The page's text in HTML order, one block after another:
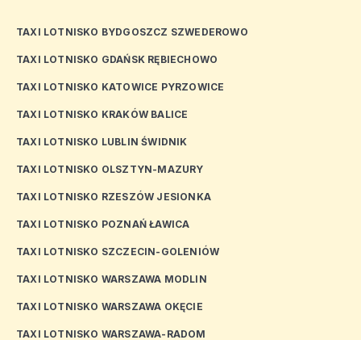
TAXI LOTNISKO BYDGOSZCZ SZWEDEROWO
TAXI LOTNISKO GDAŃSK RĘBIECHOWO
TAXI LOTNISKO KATOWICE PYRZOWICE
TAXI LOTNISKO KRAKÓW BALICE
TAXI LOTNISKO LUBLIN ŚWIDNIK
TAXI LOTNISKO OLSZTYN-MAZURY
TAXI LOTNISKO RZESZÓW JESIONKA
TAXI LOTNISKO POZNAŃ ŁAWICA
TAXI LOTNISKO SZCZECIN-GOLENIÓW
TAXI LOTNISKO WARSZAWA MODLIN
TAXI LOTNISKO WARSZAWA OKĘCIE
TAXI LOTNISKO WARSZAWA-RADOM